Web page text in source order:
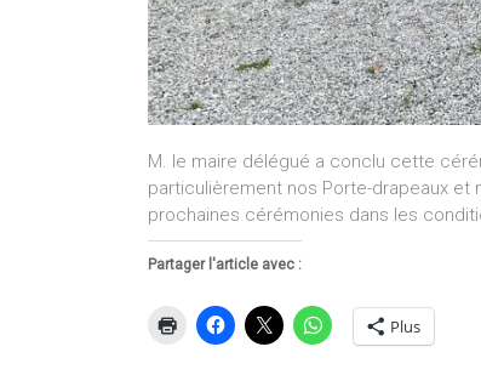
M. le maire délégué a conclu cette
particulièrement nos Porte-drapeaux
prochaines cérémonies dans les
Partager l'article avec :
Plus